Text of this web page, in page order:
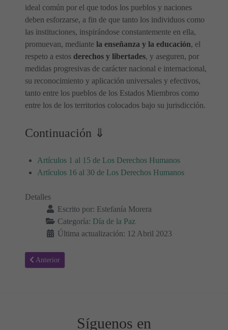
ideal común por el que todos los pueblos y naciones
deben esforzarse, a fin de que tanto los individuos como
las instituciones, inspirándose constantemente en ella,
promuevan, mediante la enseñanza y la educación, el
respeto a estos derechos y libertades, y aseguren, por
medidas progresivas de carácter nacional e internacional,
su reconocimiento y aplicación universales y efectivos,
tanto entre los pueblos de los Estados Miembros como
entre los de los territorios colocados bajo su jurisdicción.
Continuación ⇓
Artículos 1 al 15 de Los Derechos Humanos
Artículos 16 al 30 de Los Derechos Humanos
Detalles
Escrito por: Estefanía Morera
Categoría: Día de la Paz
Última actualización: 12 Abril 2023
Artículo anterior: Declaración universal derechos humanos -
Anterior
Síguenos en